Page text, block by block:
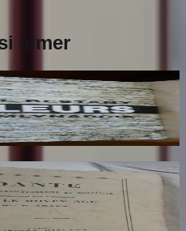
aimer
et